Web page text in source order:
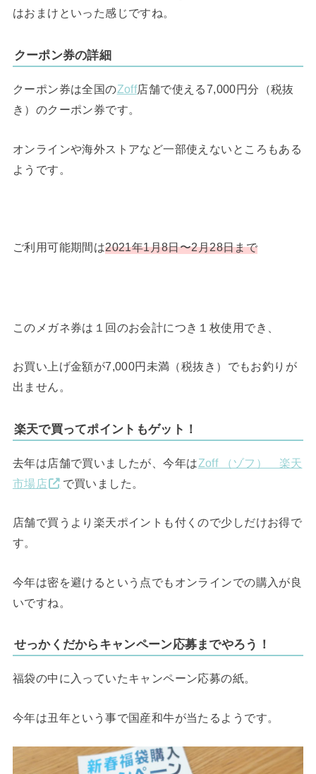
はおまけといった感じですね。
クーポン券の詳細
クーポン券は全国のZoff店舗で使える7,000円分（税抜
き）のクーポン券です。
オンラインや海外ストアなど一部使えないところもある
ようです。
ご利用可能期間は2021年1月8日〜2月28日まで
このメガネ券は１回のお会計につき１枚使用でき、
お買い上げ金額が7,000円未満（税抜き）でもお釣りが
出ません。
楽天で買ってポイントもゲット！
去年は店舗で買いましたが、今年はZoff （ゾフ） 楽天
市場店
で買いました。
店舗で買うより楽天ポイントも付くので少しだけお得で
す。
今年は密を避けるという点でもオンラインでの購入が良
いですね。
せっかくだからキャンペーン応募までやろう！
福袋の中に入っていたキャンペーン応募の紙。
今年は丑年という事で国産和牛が当たるようです。